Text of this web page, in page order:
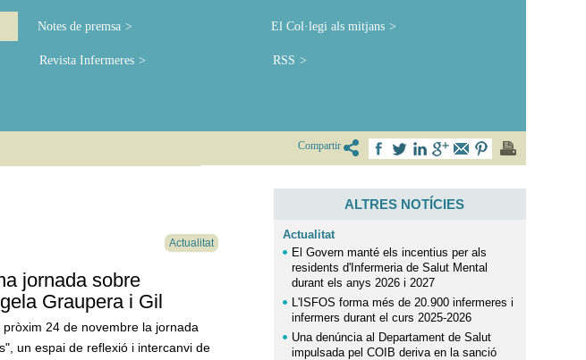
Notes de premsa El Col·legi als mitjans
Revista Infermeres RSS
Compartir
Actualitat
jornada sobre
Graupera i Gil
24 de novembre la jornada
un espai de reflexió i intercanvi de
ALTRES NOTÍCIES
Actualitat
El Govern manté els incentius per als
residents d'Infermeria de Salut Mental
durant els anys 2026 i 2027
L'ISFOS forma més de 20.900 infermeres i
infermers durant el curs 2025-2026
Una denúncia al Departament de Salut
impulsada pel COIB deriva en la sanció